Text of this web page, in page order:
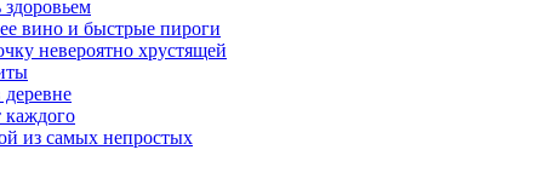
вино и быстрые пироги
невероятно хрустящей
каждого
из самых непростых